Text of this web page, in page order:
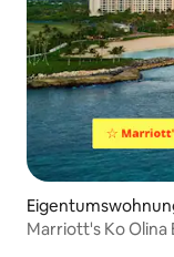
Marriott's Ko Olina